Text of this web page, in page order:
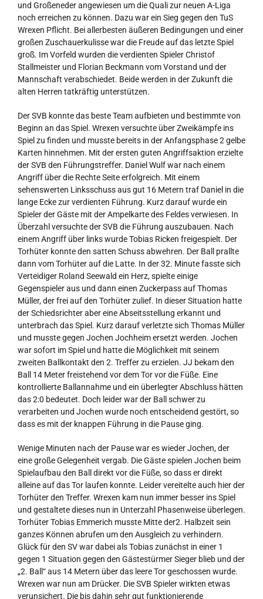
und Großeneder angewiesen um die Quali zur neuen A-Liga
noch erreichen zu können. Dazu war ein Sieg gegen den TuS
Wrexen Pflicht. Bei allerbesten äußeren Bedingungen und einer
großen Zuschauerkulisse war die Freude auf das letzte Spiel
groß. Im Vorfeld wurden die verdienten Spieler Christof
Stallmeister und Florian Beckmann vom Vorstand und der
Mannschaft verabschiedet. Beide werden in der Zukunft die
alten Herren tatkräftig unterstützen.
Der SVB konnte das beste Team aufbieten und bestimmte von
Beginn an das Spiel. Wrexen versuchte über Zweikämpfe ins
Spiel zu finden und musste bereits in der Anfangsphase 2 gelbe
Karten hinnehmen. Mit der ersten guten Angriffsaktion erzielte
der SVB den Führungstreffer. Daniel Wulf war nach einem
Angriff über die Rechte Seite erfolgreich. Mit einem
sehenswerten Linksschuss aus gut 16 Metern traf Daniel in die
lange Ecke zur verdienten Führung. Kurz darauf wurde ein
Spieler der Gäste mit der Ampelkarte des Feldes verwiesen. In
Überzahl versuchte der SVB die Führung auszubauen. Nach
einem Angriff über links wurde Tobias Ricken freigespielt. Der
Torhüter konnte den satten Schuss abwehren. Der Ball prallte
dann vom Torhüter auf die Latte. In der 32. Minute fasste sich
Verteidiger Roland Seewald ein Herz, spielte einige
Gegenspieler aus und dann einen Zuckerpass auf Thomas
Müller, der frei auf den Torhüter zulief. In dieser Situation hatte
der Schiedsrichter aber eine Abseitsstellung erkannt und
unterbrach das Spiel. Kurz darauf verletzte sich Thomas Müller
und musste gegen Jochen Jochheim ersetzt werden. Jochen
war sofort im Spiel und hatte die Möglichkeit mit seinem
zweiten Ballkontakt den 2. Treffer zu erzielen. JJ bekam den
Ball 14 Meter freistehend vor dem Tor vor die Füße. Eine
kontrollierte Ballannahme und ein überlegter Abschluss hätten
das 2:0 bedeutet. Doch leider war der Ball schwer zu
verarbeiten und Jochen wurde noch entscheidend gestört, so
dass es mit der knappen Führung in die Pause ging.
Wenige Minuten nach der Pause war es wieder Jochen, der
eine große Gelegenheit vergab. Die Gäste spielen Jochen beim
Spielaufbau den Ball direkt vor die Füße, so dass er direkt
alleine auf das Tor laufen konnte. Leider vereitelte auch hier der
Torhüter den Treffer. Wrexen kam nun immer besser ins Spiel
und gestaltete dieses nun in Unterzahl Phasenweise überlegen.
Torhüter Tobias Emmerich musste Mitte der2. Halbzeit sein
ganzes Können abrufen um den Ausgleich zu verhindern.
Glück für den SV war dabei als Tobias zunächst in einer 1
gegen 1 Situation gegen den Gästestürmer Sieger blieb und der
„2. Ball“ aus 14 Metern über das leere Tor geschossen wurde.
Wrexen war nun am Drücker. Die SVB Spieler wirkten etwas
verunsichert. Die bis dahin sehr gut funktionierende